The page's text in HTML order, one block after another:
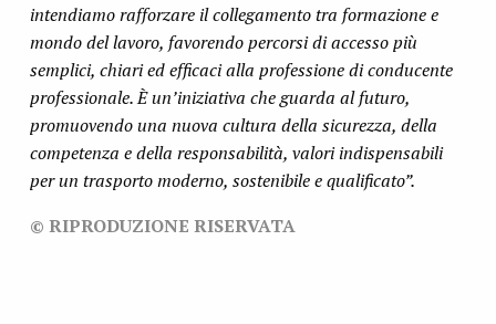
intendiamo rafforzare il collegamento tra formazione e
mondo del lavoro, favorendo percorsi di accesso più
semplici, chiari ed efficaci alla professione di conducente
professionale. È un’iniziativa che guarda al futuro,
promuovendo una nuova cultura della sicurezza, della
competenza e della responsabilità, valori indispensabili
per un trasporto moderno, sostenibile e qualificato”.
© RIPRODUZIONE RISERVATA